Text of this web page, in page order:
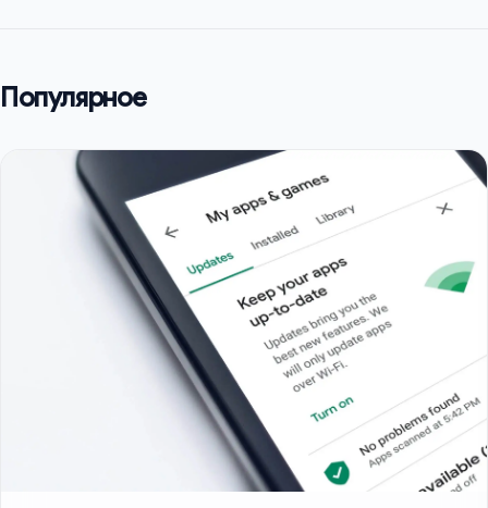
Популярное